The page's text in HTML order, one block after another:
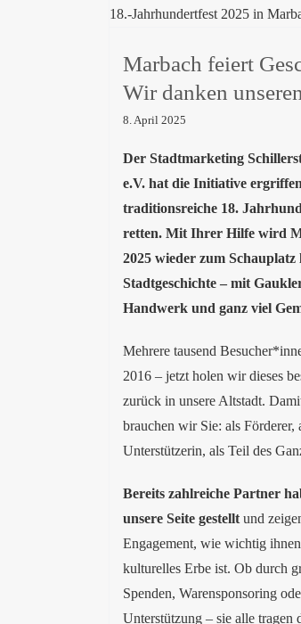
Marbach feiert
Marbach feiert
Wir danken
8. April 2025
Der Stadtmarketing
e.V. hat die Initiative
traditionsreiche 18.
retten. Mit Ihrer Hilfe wird
2025 wieder zum Schauplatz
Stadtgeschichte – mit
Handwerk und ganz viel
Mehrere tausend
2016 – jetzt holen wir dieses
zurück in unsere Altstadt.
brauchen wir Sie: als Förderer,
Unterstützerin, als Teil des
Bereits zahlreiche Partner
unsere Seite gestellt und
Engagement, wie wichtig
kulturelles Erbe ist. Ob durch
Spenden, Warensponsoring
Unterstützung – sie alle tragen